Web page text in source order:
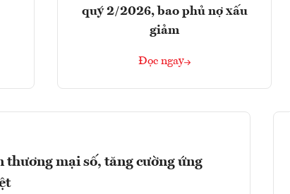
quý 2/2026, bao phủ nợ xấu
giảm
Đọc ngay
mại số, tăng cường ứng